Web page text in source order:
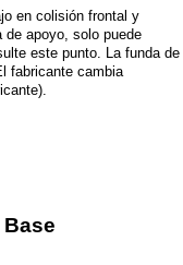
en colisión frontal y
apoyo, solo puede
este punto. La funda de
fabricante cambia
Base